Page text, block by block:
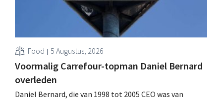
Food 5 Augustus, 2026
Voormalig Carrefour-topman Daniel Bernard
overleden
Daniel Bernard, die van 1998 tot 2005 CEO was van